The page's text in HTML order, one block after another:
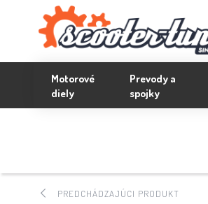
Motorové
diely
Prevody a
spojky
PREDCHÁDZAJÚCI PRODUKT